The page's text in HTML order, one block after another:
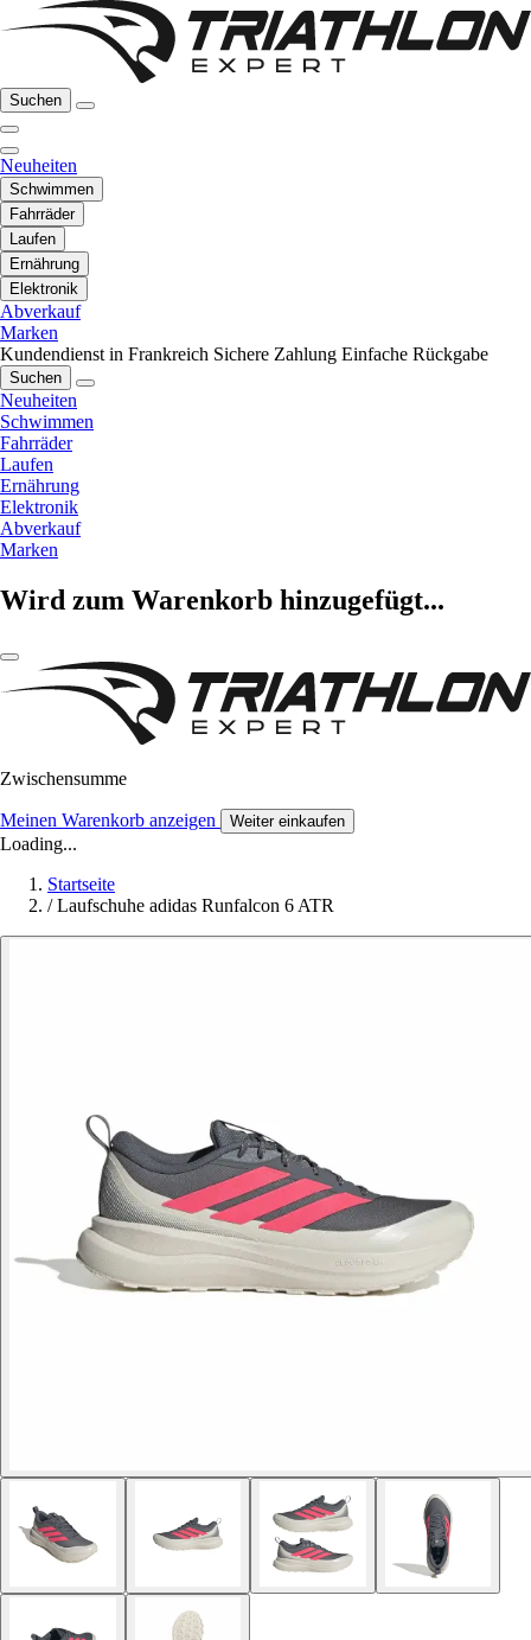
Suchen
Neuheiten
Schwimmen
Fahrräder
Laufen
Ernährung
Elektronik
Abverkauf
Marken
Kundendienst in Frankreich Sichere Zahlung Einfache Rückgabe
Suchen
Neuheiten
Schwimmen
Fahrräder
Laufen
Ernährung
Elektronik
Abverkauf
Marken
Wird zum Warenkorb hinzugefügt...
Zwischensumme
Meinen Warenkorb anzeigen Weiter einkaufen
Loading...
Startseite
/ Laufschuhe adidas Runfalcon 6 ATR